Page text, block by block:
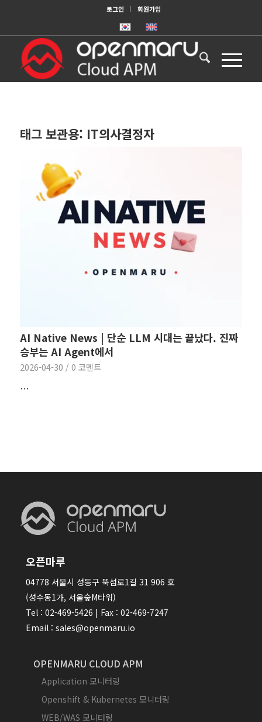
로그인 회원가입
태그 보관용: IT의사결정자
AI Native News | 단순 LLM 시대는 끝났다. 진짜
승부는 AI Agent에서
2026-04-30 / 0 코멘트
…
오픈마루
04778 서울시 성동구 뚝섬로1길 31 906 호
(성수동1가, 서울숲M타워)
Tel : 02-469-5426 | Fax : 02-469-7247
Email : sales@openmaru.io
OPENMARU CLOUD APM
Application 모니터링
Openshift & Kubernetes 모니터링
WEB/WAS 모니터링